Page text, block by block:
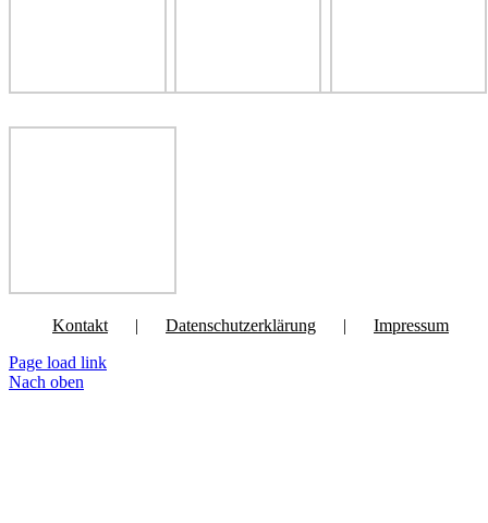
Kontakt Datenschutzerklärung
Impressum
Page load link
Nach oben